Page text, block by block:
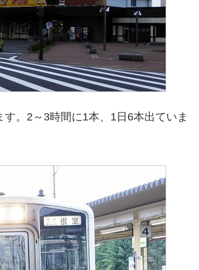
。2～3時間に1本、1日6本出ていま